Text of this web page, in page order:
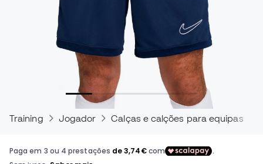
Training Jogador Calças e calções para equipas de